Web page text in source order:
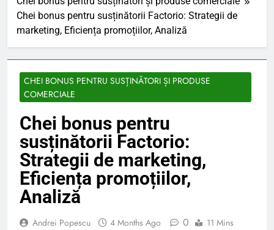
Chei bonus pentru susținătorii Factorio: Strategii de
marketing, Eficiența promoțiilor, Analiză
CHEI BONUS PENTRU SUSȚINĂTORI ȘI PRODUSE
COMERCIALE
Chei bonus pentru
susținătorii Factorio:
Strategii de marketing,
Eficiența promoțiilor,
Analiză
Andrei Popescu 4 Months Ago 0
11 Mins